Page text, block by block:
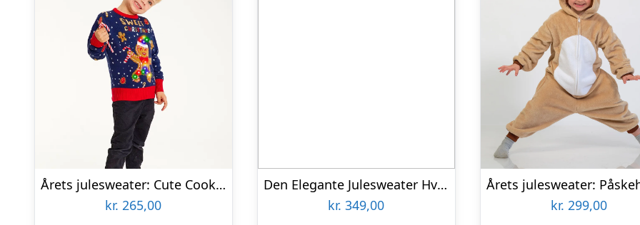
Årets julesweater: Cute Cookie Man – Børn. Ugly Christmas Sweater lavet i Danmark
kr. 265,00
Den Elegante Julesweater Hvid – Børn.
kr. 349,00
kr. 299,00